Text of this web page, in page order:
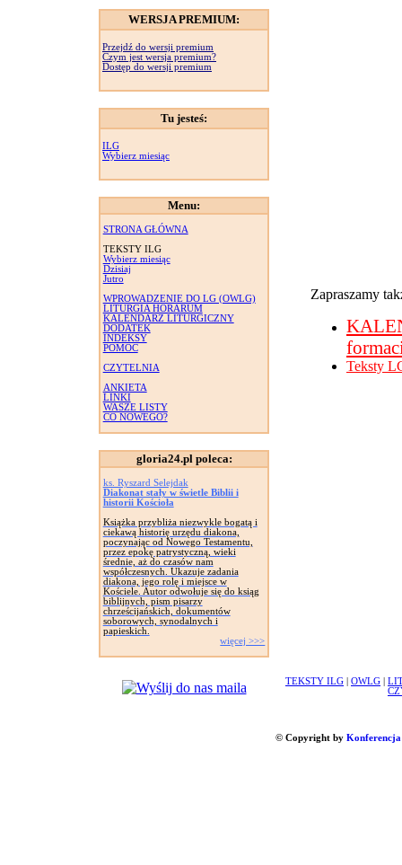
WERSJA PREMIUM:
Przejdź do wersji premium
Czym jest wersja premium?
Dostęp do wersji premium
Tu jesteś:
ILG
Wybierz miesiąc
Menu:
STRONA GŁÓWNA
TEKSTY ILG
Wybierz miesiąc
Dzisiaj
Jutro
WPROWADZENIE DO LG (OWLG)
LITURGIA HORARUM
KALENDARZ LITURGICZNY
DODATEK
INDEKSY
POMOC
CZYTELNIA
ANKIETA
LINKI
WASZE LISTY
CO NOWEGO?
gloria24.pl poleca:
ks. Ryszard Selejdak
Diakonat stały w świetle Biblii i
historii Kościoła
Książka przybliża niezwykle bogatą i
ciekawą historię urzędu diakona,
poczynając od Nowego Testamentu,
przez epokę patrystyczną, wieki
średnie, aż do czasów nam
współczesnych. Ukazuje zadania
diakona, jego rolę i miejsce w
Kościele. Autor odwołuje się do ksiąg
biblijnych, pism pisarzy
chrześcijańskich, dokumentów
soborowych, synodalnych i
papieskich.
więcej >>>
Zapraszamy
Teksty
TEKSTY ILG OWLG
© Copyright by Konferencja